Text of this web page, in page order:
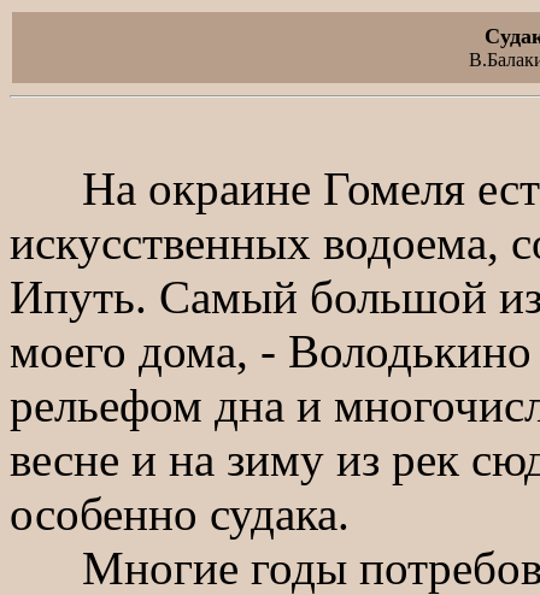
На окраине Гомеля
искусственных
Ипуть. Самый большой
моего дома, -
рельефом дна и
весне и на зиму из рек
особенно судака.
Многие годы